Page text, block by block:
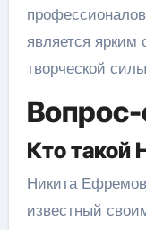
является ярким
творческой
Вопрос-
Кто такой
Никита
известный